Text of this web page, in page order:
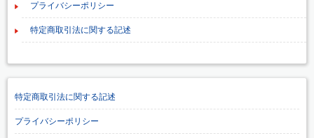
プライバシーポリシー
特定商取引法に関する記述
特定商取引法に関する記述
プライバシーポリシー